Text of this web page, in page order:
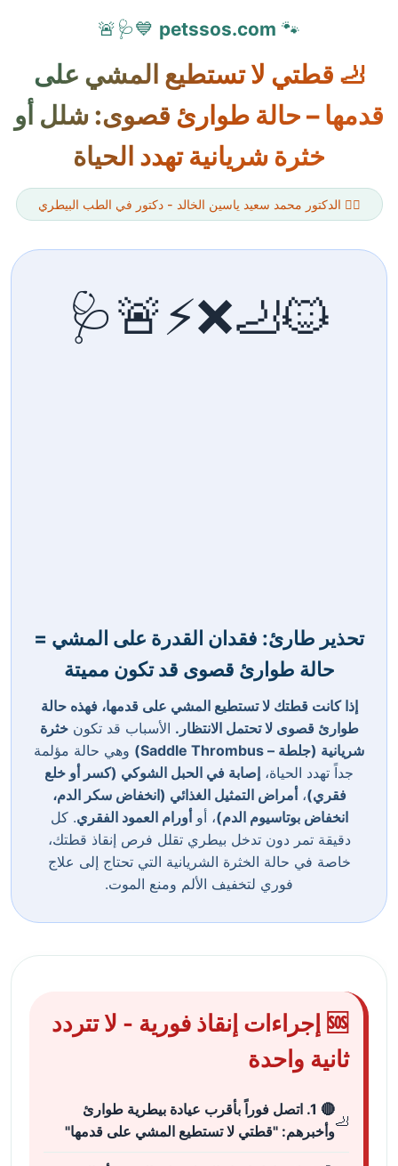
🐾
petssos.com
💙🩺🚨
🦶 قطتي لا تستطيع المشي على
قدمها – حالة طوارئ قصوى: شلل أو
خثرة شريانية تهدد الحياة
👨‍⚕️ الدكتور محمد سعيد ياسين الخالد - دكتور في الطب البيطري
🐱🦶❌⚡🚨🩺
تحذير طارئ: فقدان القدرة على المشي =
حالة طوارئ قصوى قد تكون مميتة
إذا كانت قطتك لا تستطيع المشي على قدمها، فهذه حالة
طوارئ قصوى لا تحتمل الانتظار. الأسباب قد تكونخثرة
شريانية (جلطة – Saddle Thrombus)
وهي حالة مؤلمة
جداً تهدد الحياة، إصابة في الحبل الشوكي (كسر أو خلع
فقري)، أمراض التمثيل الغذائي (انخفاض سكر الدم،
انخفاض بوتاسيوم الدم)، أو أورام العمود الفقري. كل
دقيقة تمر دون تدخل بيطري تقلل فرص إنقاذ قطتك،
خاصة في حالة الخثرة الشريانية التي تحتاج إلى علاج
فوري لتخفيف الألم ومنع الموت.
🆘 إجراءات إنقاذ فورية - لا تتردد
ثانية واحدة
🔴 1. اتصل فوراً بأقرب عيادة بيطرية طوارئ
وأخبرهم: "قطتي لا تستطيع المشي على قدمها"